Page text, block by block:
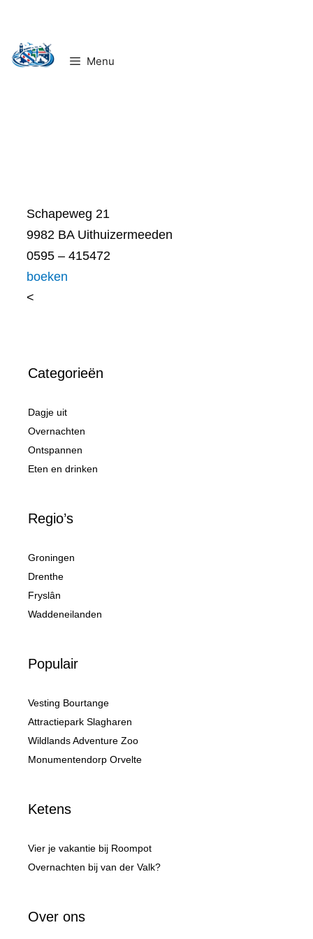
de
Menu
Schapeweg 21
9982 BA Uithuizermeeden
0595 – 415472
boeken
<
Categorieën
Dagje uit
Overnachten
Ontspannen
Eten en drinken
Regio’s
Groningen
Drenthe
Fryslân
Waddeneilanden
Populair
Vesting Bourtange
Attractiepark Slagharen
Wildlands Adventure Zoo
Monumentendorp Orvelte
Ketens
Vier je vakantie bij Roompot
Overnachten bij van der Valk?
Over ons